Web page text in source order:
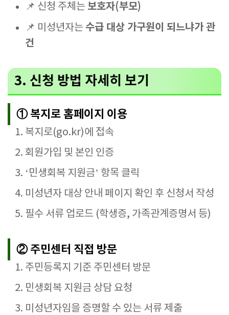
📌 신청 주체는 보호자(부모)
📌 미성년자는 수급 대상 가구원이 되느냐가 관
건
3. 신청 방법 자세히 보기
① 복지로 홈페이지 이용
복지로(go.kr)에 접속
회원가입 및 본인 인증
‘민생회복 지원금’ 항목 클릭
미성년자 대상 안내 페이지 확인 후 신청서 작성
필수 서류 업로드 (학생증, 가족관계증명서 등)
② 주민센터 직접 방문
주민등록지 기준 주민센터 방문
민생회복 지원금 상담 요청
미성년자임을 증명할 수 있는 서류 제출